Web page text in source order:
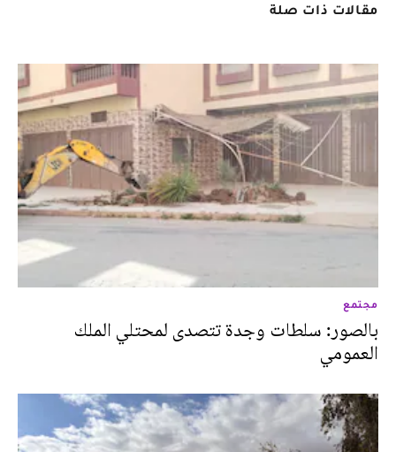
مقالات ذات صلة
مجتمع
بالصور: سلطات وجدة تتصدى لمحتلي الملك
العمومي